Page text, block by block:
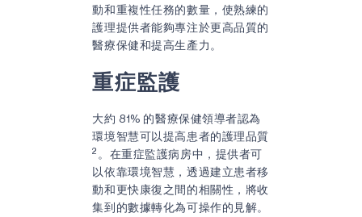
動和重複性任務的數量，使熟練的
護理提供者能夠專注於更高品質的
醫療保健和提高生產力。
重症監護
大約 81% 的醫療保健領導者認為
環境智慧可以提高患者的護理品質
2 。在重症監護病房中，提供者可
以依靠環境智慧，透過建立患者移
動和更快康復之間的相關性，將收
集到的數據轉化為可操作的見解。